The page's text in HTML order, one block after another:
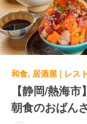
【静岡/熱海
朝食のおばん